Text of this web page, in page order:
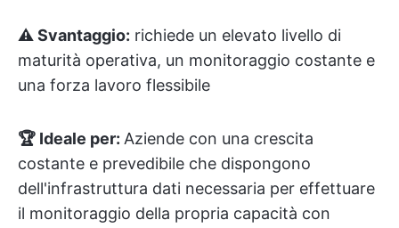
⚠️ Svantaggio: richiede un elevato livello di
maturità operativa, un monitoraggio costante e
una forza lavoro flessibile
🏆 Ideale per: Aziende con una crescita
costante e prevedibile che dispongono
dell'infrastruttura dati necessaria per effettuare
il monitoraggio della propria capacità con